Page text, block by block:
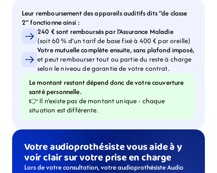
Leur remboursement des appareils auditifs dits “de classe
2” fonctionne ainsi :
240 € sont remboursés par l’Assurance Maladie
(soit 60 % d’un tarif de base fixé à 400 € par oreille)
Votre mutuelle complète ensuite, sans plafond imposé,
et peut rembourser tout ou partie du reste à charge
selon le niveau de garantie de votre contrat.
Le montant restant dépend donc de votre couverture
santé personnelle.
👉 Il n’existe pas de montant unique : chaque
situation est différente.
Votre audioprothésiste vous aide à y
voir clair sur votre prise en charge
Lors de votre consultation, votre audioprothésiste Audio